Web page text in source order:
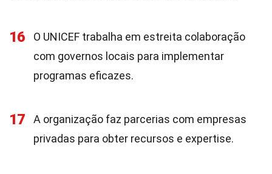
16
O UNICEF trabalha em estreita colaboração
com governos locais para implementar
programas eficazes.
17
A organização faz parcerias com empresas
privadas para obter recursos e expertise.